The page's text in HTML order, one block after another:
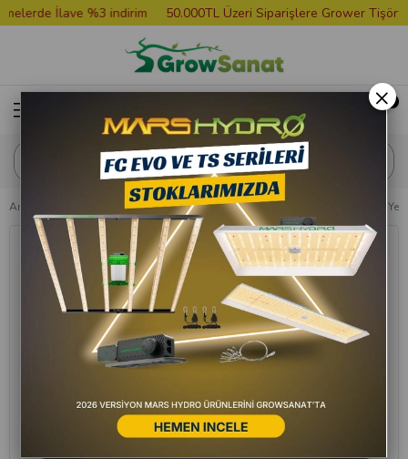
İlave %3 indirim 50.000TL Üzeri Siparişlere Grower Tişört
Anasayfa Saksılar ve Tablalar Saksı Altlığı Grow Wizard Yuvarlak
×